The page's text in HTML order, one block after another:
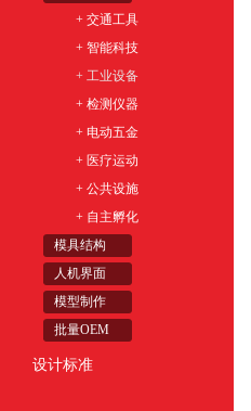
+ 交通工具
+ 智能科技
+ 工业设备
+ 检测仪器
+ 电动五金
+ 医疗运动
+ 公共设施
+ 自主孵化
模具结构
人机界面
模型制作
批量OEM
设计标准